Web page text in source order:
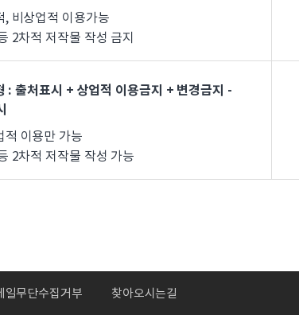
, 비상업적 이용가능
2차적 저작물 작성 금지
: 출처표시 + 상업적 이용금지 + 변경금지 -
적 이용만 가능
2차적 저작물 작성 가능
일무단수집거부 찾아오시는길